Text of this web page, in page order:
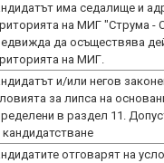
има седалище и
на МИГ "Струма -
да осъществява
на МИГ.
и/или негов
за липса на
в раздел 11.
кандидатстване
отговарят на